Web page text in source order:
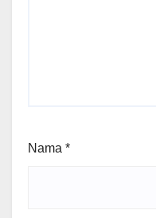
Nama *